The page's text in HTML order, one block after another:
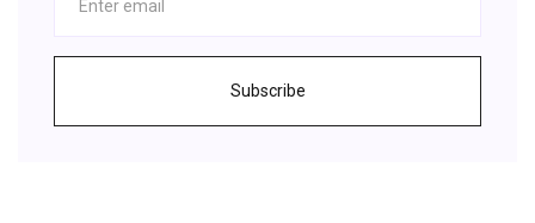
Subscribe